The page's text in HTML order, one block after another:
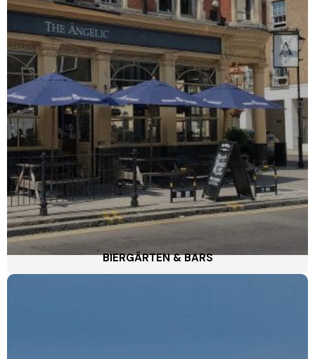
BIERGÄRTEN & BARS